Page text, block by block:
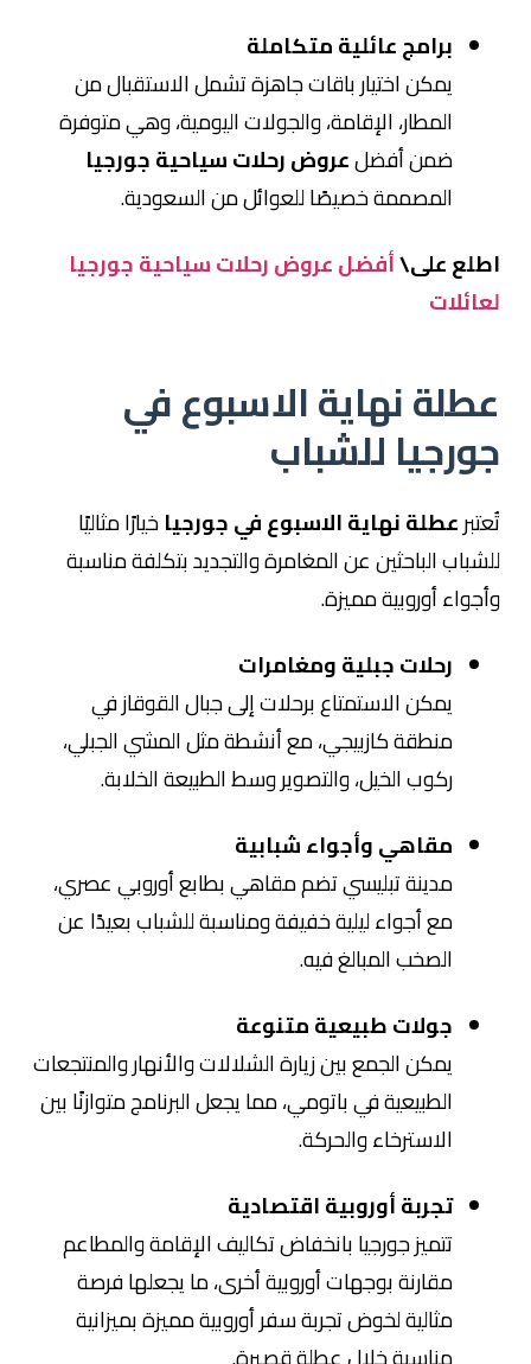
برامج عائلية متكاملة
يمكن اختيار باقات جاهزة تشمل الاستقبال من
المطار، الإقامة، والجولات اليومية، وهي متوفرة
ضمن أفضلعروض رحلات سياحية جورجيا
المصممة خصيصًا للعوائل من السعودية.
اطلع على\أفضل عروض رحلات سياحية جورجيا
لعائلات
عطلة نهاية الاسبوع في
جورجيا للشباب
تُعتبرعطلة نهاية الاسبوع في جورجياخيارًا مثاليًا
للشباب الباحثين عن المغامرة والتجديد بتكلفة مناسبة
وأجواء أوروبية مميزة.
رحلات جبلية ومغامرات
يمكن الاستمتاع برحلات إلى جبال القوقاز في
منطقةكازبيجي، مع أنشطة مثل المشي الجبلي،
ركوب الخيل، والتصوير وسط الطبيعة الخلابة.
مقاهي وأجواء شبابية
مدينةتبليسيتضم مقاهي بطابع أوروبي عصري،
مع أجواء ليلية خفيفة ومناسبة للشباب بعيدًا عن
الصخب المبالغ فيه.
جولات طبيعية متنوعة
يمكن الجمع بين زيارة الشلالات والأنهار والمنتجعات
الطبيعية فيباتومي، مما يجعل البرنامج متوازنًا بين
الاسترخاء والحركة.
تجربة أوروبية اقتصادية
تتميز جورجيا بانخفاض تكاليف الإقامة والمطاعم
مقارنة بوجهات أوروبية أخرى، ما يجعلها فرصة
مثالية لخوض تجربة سفر أوروبية مميزة بميزانية